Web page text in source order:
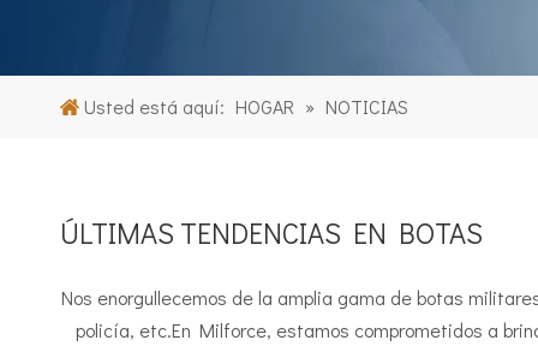
Usted está aquí: HOGAR » NOTICIAS
ÚLTIMAS TENDENCIAS EN BOTAS
Nos enorgullecemos de la amplia gama de botas
policía, etc.En Milforce, estamos comprometidos a